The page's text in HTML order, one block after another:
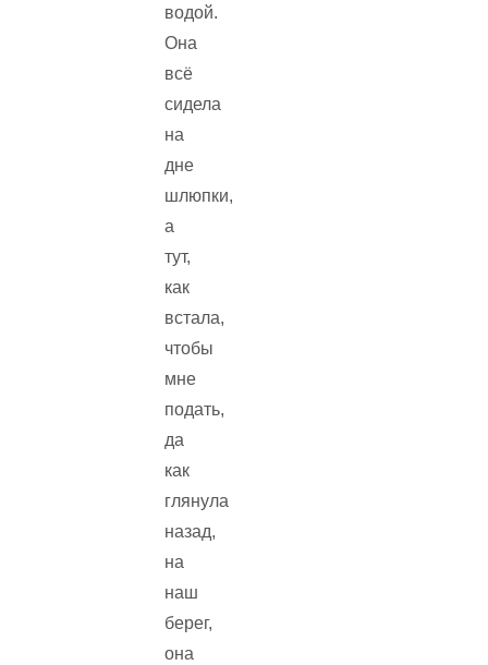
водой.
Она
всё
сидела
на
дне
шлюпки,
а
тут,
как
встала,
чтобы
мне
подать,
да
как
глянула
назад,
на
наш
берег,
она